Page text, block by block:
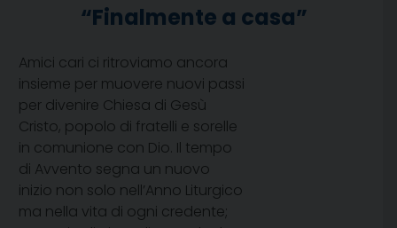
“Finalmente a casa”
Amici cari ci ritroviamo ancora
insieme per muovere nuovi passi
per divenire Chiesa di Gesù
Cristo, popolo di fratelli e sorelle
in comunione con Dio. Il tempo
di Avvento segna un nuovo
inizio non solo nell’Anno Liturgico
ma nella vita di ogni credente;